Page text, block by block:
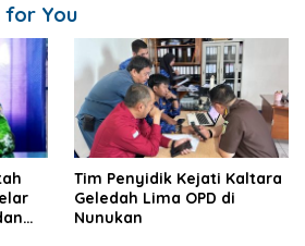
for You
Tim Penyidik Kejati Kaltara
Geledah Lima OPD di
Nunukan